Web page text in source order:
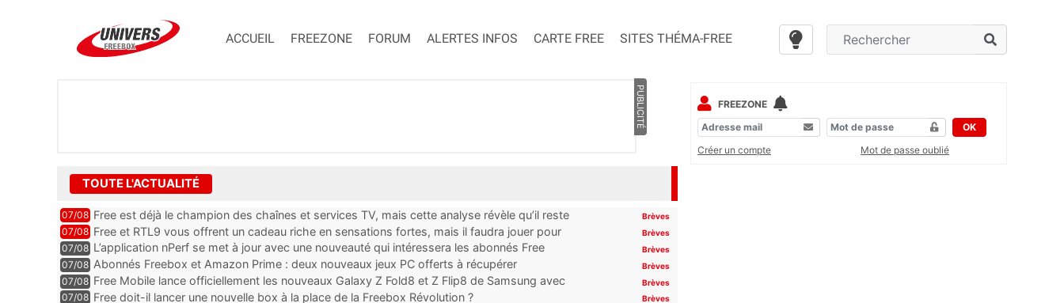
ACCUEIL FREEZONE FORUM ALERTES INFOS CARTE FREE SITES THÉMA-FREE
PUBLICITÉ
TOUTE L'ACTUALITÉ
07/08 Free est déjà le champion des chaînes et services TV, mais cette analyse révèle qu’il reste
encore au moin...
Brèves
07/08 Free et RTL9 vous offrent un cadeau riche en sensations fortes, mais il faudra jouer pour
l’obtenir
Brèves
07/08 L’application nPerf se met à jour avec une nouveauté qui intéressera les abonnés Free
Mobile, Orange, SFR ...
Brèves
07/08 Abonnés Freebox et Amazon Prime : deux nouveaux jeux PC offerts à récupérer Brèves
07/08 Free Mobile lance officiellement les nouveaux Galaxy Z Fold8 et Z Flip8 de Samsung avec
des promos et des cadeaux
Brèves
07/08 Free doit-il lancer une nouvelle box à la place de la Freebox Révolution ? Brèves
FREEZONE
OK
Créer un compte
Mot de passe oublié